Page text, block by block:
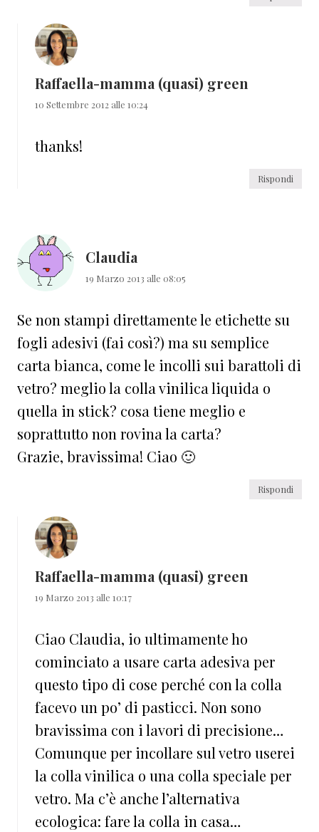
Raffaella-mamma (quasi) green
10 Settembre 2012 alle 10:24
thanks!
Rispondi
Claudia
19 Marzo 2013 alle 08:05
Se non stampi direttamente le etichette su
fogli adesivi (fai così?) ma su semplice
carta bianca, come le incolli sui barattoli di
vetro? meglio la colla vinilica liquida o
quella in stick? cosa tiene meglio e
soprattutto non rovina la carta?
Grazie, bravissima! Ciao 🙂
Rispondi
Raffaella-mamma (quasi) green
19 Marzo 2013 alle 10:17
Ciao Claudia, io ultimamente ho
cominciato a usare carta adesiva per
questo tipo di cose perché con la colla
facevo un po’ di pasticci. Non sono
bravissima con i lavori di precisione…
Comunque per incollare sul vetro userei
la colla vinilica o una colla speciale per
vetro. Ma c’è anche l’alternativa
ecologica: fare la colla in casa…